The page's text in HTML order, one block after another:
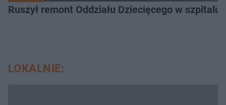
Ruszył remont Oddziału Dziecięcego w
LOKALNIE: